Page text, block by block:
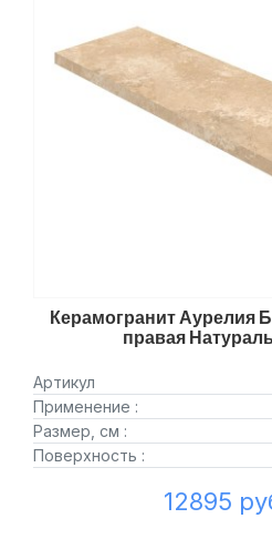
Керамогранит Аурелия
правая
Артикул
Применение :
Размер, см :
Поверхность :
12895